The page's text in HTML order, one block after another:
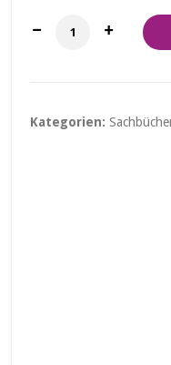
Frauen im
Kategorien: